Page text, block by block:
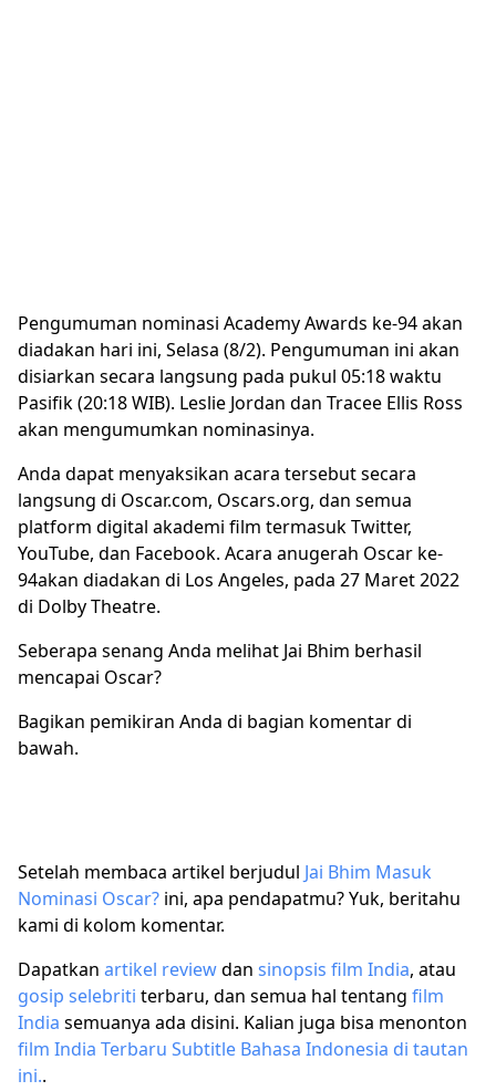
Pengumuman nominasi Academy Awards ke-94 akan
diadakan hari ini, Selasa (8/2). Pengumuman ini akan
disiarkan secara langsung pada pukul 05:18 waktu
Pasifik (20:18 WIB). Leslie Jordan dan Tracee Ellis Ross
akan mengumumkan nominasinya.
Anda dapat menyaksikan acara tersebut secara
langsung di Oscar.com, Oscars.org, dan semua
platform digital akademi film termasuk Twitter,
YouTube, dan Facebook. Acara anugerah Oscar ke-
94akan diadakan di Los Angeles, pada 27 Maret 2022
di Dolby Theatre.
Seberapa senang Anda melihat Jai Bhim berhasil
mencapai Oscar?
Bagikan pemikiran Anda di bagian komentar di
bawah.
Setelah membaca artikel berjudul Jai Bhim Masuk
Nominasi Oscar? ini, apa pendapatmu? Yuk, beritahu
kami di kolom komentar.
Dapatkan artikel reviewdan sinopsis film India, atau
gosip selebriti terbaru, dan semua hal tentang film
India semuanya ada disini. Kalian juga bisa menonton
film India Terbaru Subtitle Bahasa Indonesia di tautan
ini..